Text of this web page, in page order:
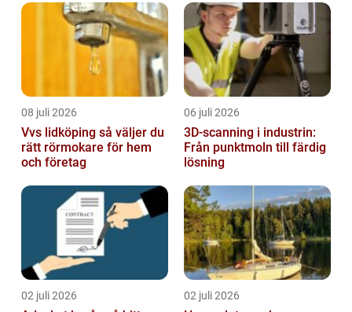
08 juli 2026
Vvs lidköping så väljer du
rätt rörmokare för hem
och företag
06 juli 2026
3D-scanning i industrin:
Från punktmoln till färdig
lösning
02 juli 2026 02 juli 2026